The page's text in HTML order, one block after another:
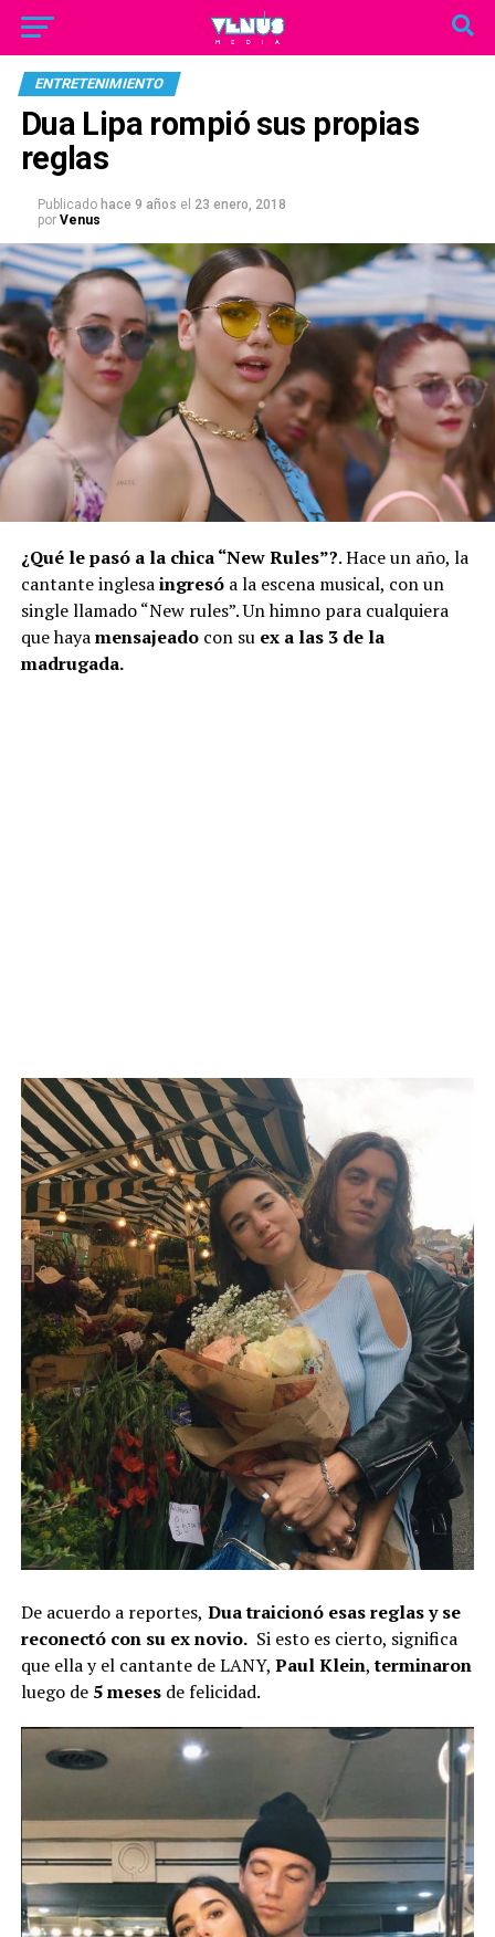
ENTRETENIMIENTO
Dua Lipa rompió sus propias
reglas
Publicado hace 9 años el 23 enero, 2018
por Venus
¿Qué le pasó a la chica “New Rules”?. Hace un año, la
cantante inglesaingresóa la escena musical, con un
single llamado “New rules”. Un himno para cualquiera
que hayamensajeadocon su ex a las 3 de la
madrugada.
De acuerdo a reportes, Dua traicionó esas reglas y se
reconectó con su ex novio.Si esto es cierto, significa
que ella y el cantante de LANY, Paul Klein,terminaron
luego de 5 mesesde felicidad.